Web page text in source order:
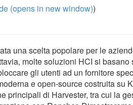
(opens in new window))
una scelta popolare per le
molte soluzioni HCI si
gli utenti ad un fornitore
e open-source costruita su
principali di Harvester, tra cui la